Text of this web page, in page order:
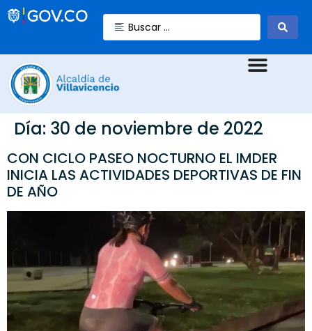
Día: 30 de noviembre de 2022
CON CICLO PASEO NOCTURNO EL IMDER
INICIA LAS ACTIVIDADES DEPORTIVAS DE FIN
DE AÑO